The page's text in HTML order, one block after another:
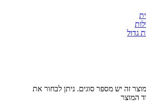
גדול
זה יש מספר סוגים. ניתן לבחור את
המוצר